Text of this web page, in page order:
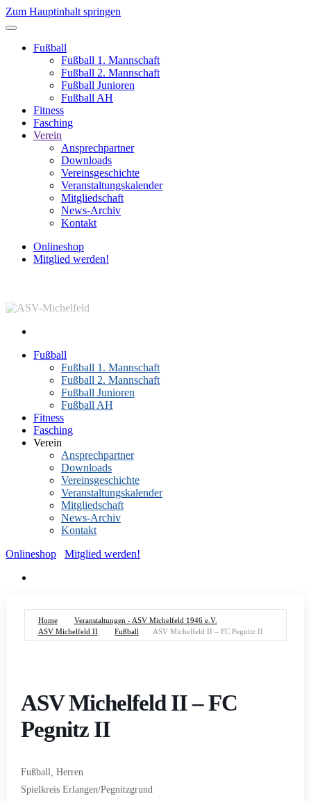
Zum Hauptinhalt springen
Fußball
Fußball 1. Mannschaft
Fußball 2. Mannschaft
Fußball Junioren
Fußball AH
Fitness
Fasching
Verein
Ansprechpartner
Downloads
Vereinsgeschichte
Veranstaltungskalender
Mitgliedschaft
News-Archiv
Kontakt
Onlineshop
Mitglied werden!
Fußball
Fußball 1. Mannschaft
Fußball 2. Mannschaft
Fußball Junioren
Fußball AH
Fitness
Fasching
Verein
Ansprechpartner
Downloads
Vereinsgeschichte
Veranstaltungskalender
Mitgliedschaft
News-Archiv
Kontakt
Onlineshop
Mitglied werden!
Home
Veranstaltungen - ASV Michelfeld 1946 e.V.
ASV Michelfeld II
Fußball ASV Michelfeld II – FC Pegnitz II
ASV Michelfeld II – FC
Pegnitz II
Fußball, Herren
Spielkreis Erlangen/Pegnitzgrund